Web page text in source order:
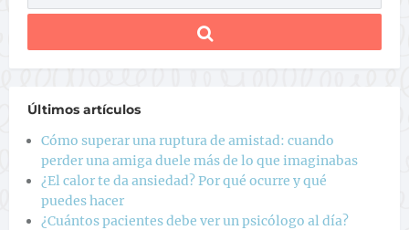
Últimos artículos
Cómo superar una ruptura de amistad: cuando
perder una amiga duele más de lo que imaginabas
¿El calor te da ansiedad? Por qué ocurre y qué
puedes hacer
¿Cuántos pacientes debe ver un psicólogo al día?